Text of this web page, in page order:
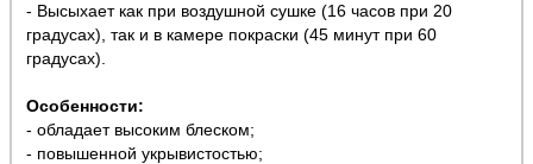
- Высыхает как при воздушной сушке (16 часов при 20
градусах), так и в камере покраски (45 минут при 60
градусах).
Особенности:
- обладает высоким блеском;
- повышенной укрывистостью;